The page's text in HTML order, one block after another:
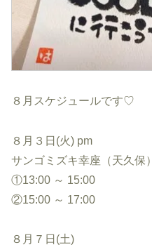
８月スケジュールです♡
８月３日(火) pm
サンゴミズキ幸座（天久保）
①13:00 ～ 15:00
②15:00 ～ 17:00
８月７日(土)